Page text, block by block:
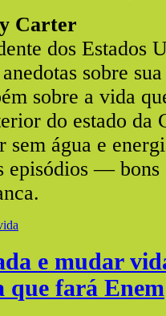
Carter
dos Estados
sobre
sobre a vida
do estado da
sem água e
episódios —
e mudar
que fará Enem